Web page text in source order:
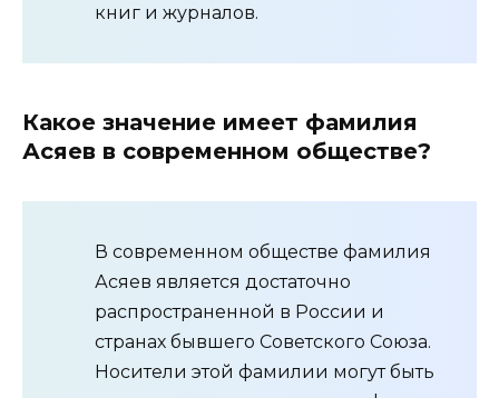
книг и журналов.
Какое значение имеет фамилия
Асяев в современном обществе?
В современном обществе фамилия
Асяев является достаточно
распространенной в России и
странах бывшего Советского Союза.
Носители этой фамилии могут быть